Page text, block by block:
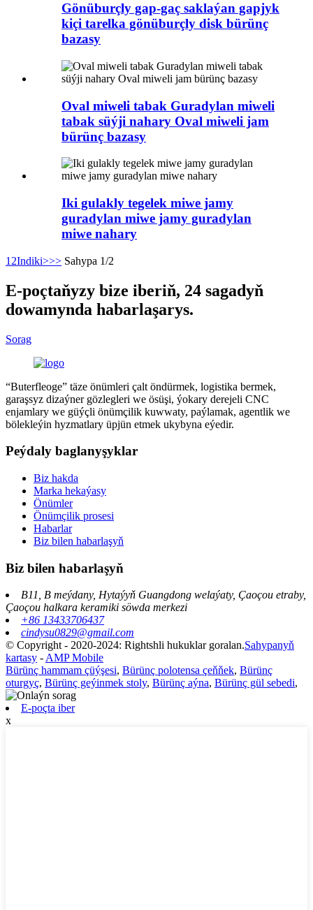
Gönüburçly gap-gaç saklaýan gapjyk
kiçi tarelka gönüburçly disk bürünç
bazasy
Oval miweli tabak Guradylan miweli
tabak süýji nahary Oval miweli jam
bürünç bazasy
Iki gulakly tegelek miwe jamy
guradylan miwe jamy guradylan
miwe nahary
1 2Indiki>>> Sahypa 1/2
E-poçtaňyzy bize iberiň, 24 sagadyň
dowamynda habarlaşarys.
Sorag
“Buterfleoge” täze önümleri çalt öndürmek, logistika bermek,
garaşsyz dizaýner gözlegleri we ösüşi, ýokary derejeli CNC
enjamlary we güýçli önümçilik kuwwaty, paýlamak, agentlik we
bölekleýin hyzmatlary üpjün etmek ukybyna eýedir.
Peýdaly baglanyşyklar
Biz hakda
Marka hekaýasy
Önümler
Önümçilik prosesi
Habarlar
Biz bilen habarlaşyň
Biz bilen habarlaşyň
B11, B meýdany, Hytaýyň Guangdong welaýaty, Çaoçou etraby,
Çaoçou halkara keramiki söwda merkezi
+86 13433706437
cindysu0829@gmail.com
© Copyright - 2020-2024: Rightshli hukuklar goralan.Sahypanyň
kartasy -AMP Mobile
Bürünç hammam çüýşesi, Bürünç polotensa çeňňek, Bürünç
oturgyç, Bürünç geýinmek stoly, Bürünç aýna, Bürünç gül sebedi,
E-poçta iber
x